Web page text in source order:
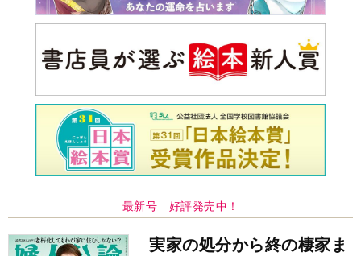
最新号 好評発売中！
実家の処分から終の棲家ま